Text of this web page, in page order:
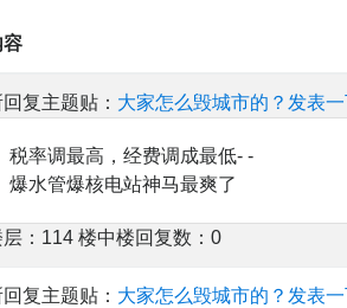
容
回复主题贴： 大家怎么毁城市的？发表
税率调最高，经费调成最低- -
爆水管爆核电站神马最爽了
层：114 楼中楼回复数：0
回复主题贴： 大家怎么毁城市的？发表